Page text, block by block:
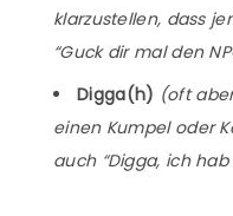
klarzustellen, dass
“Guck dir mal den
Digga(h) (oft
einen Kumpel oder
auch “Digga, ich